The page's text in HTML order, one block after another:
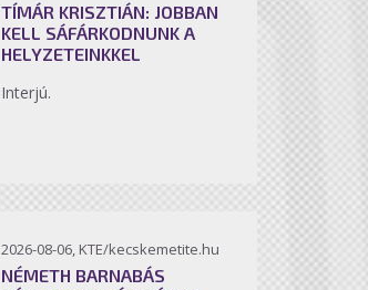
TÍMÁR KRISZTIÁN: JOBBAN
KELL SÁFÁRKODNUNK A
HELYZETEINKKEL
Interjú.
2026-08-06, KTE/kecskemetite.hu
NÉMETH BARNABÁS